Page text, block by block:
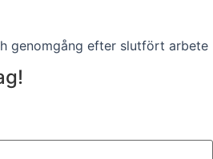
genomgång efter slutfört arbete